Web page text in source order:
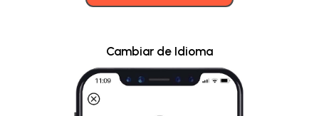
Cambiar de Idioma